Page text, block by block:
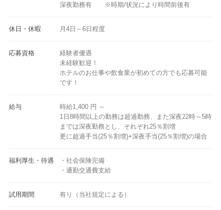
深夜勤務有 ※時期/状況により時間前後有
休日・休暇 月4日～6日程度
応募資格
経験者優遇
未経験歓迎！
ホテルのお仕事や飲食業が初めての方でも応募可能
です！
給与
時給1,400 円 ～
1日8時間以上の勤務は超過勤務、また深夜22時～5時
までは深夜勤務とし、それぞれ25％割増
更に超過手当(25％割増)+深夜手当(25％割増)の場合
福利厚生・待遇
・社会保険完備
・通勤交通費支給
試用期間 有り（当社規定による）